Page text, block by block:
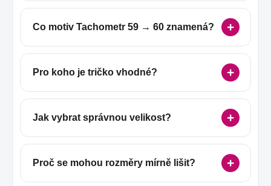
Co motiv Tachometr 59 → 60 znamená?
Pro koho je tričko vhodné?
Jak vybrat správnou velikost?
Proč se mohou rozměry mírně lišit?